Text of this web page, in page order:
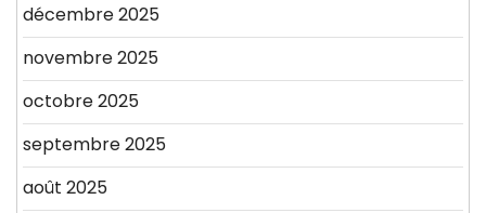
décembre 2025
novembre 2025
octobre 2025
septembre 2025
août 2025